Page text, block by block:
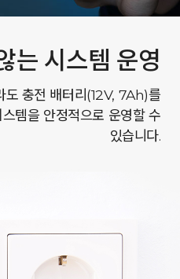
는 시스템 운영
도 충전 배터리(12V, 7Ah)를
템을 안정적으로 운영할 수
있습니다.